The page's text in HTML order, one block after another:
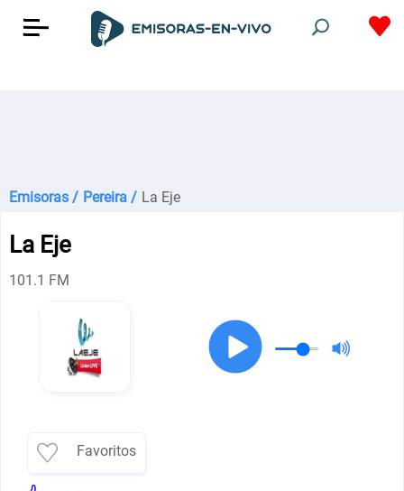
Emisoras / Pereira / La Eje
La Eje
101.1 FM
Favoritos